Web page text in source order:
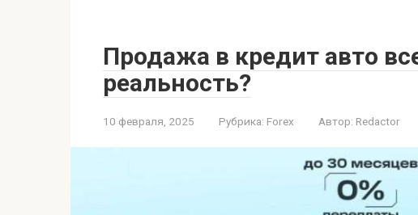
Продажа в кредит авто
реальность?
10 февраля, 2025 Рубрика: Forex Автор: Redactor